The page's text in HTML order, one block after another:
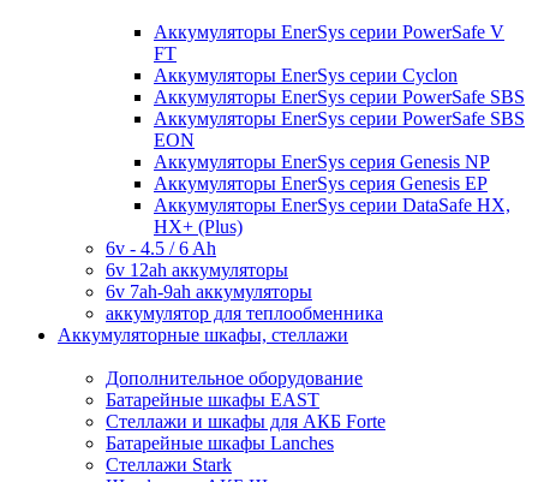
Аккумуляторы EnerSys серии PowerSafe V
FT
Аккумуляторы EnerSys серии Cyclon
Аккумуляторы EnerSys серии PowerSafe SBS
Аккумуляторы EnerSys серии PowerSafe SBS
EON
Аккумуляторы EnerSys серия Genesis NP
Аккумуляторы EnerSys серия Genesis EP
Аккумуляторы EnerSys серии DataSafe HX,
HX+ (Plus)
6v - 4.5 / 6 Ah
6v 12ah аккумуляторы
6v 7ah-9ah аккумуляторы
аккумулятор для теплообменника
Аккумуляторные шкафы, стеллажи
Дополнительное оборудование
Батарейные шкафы EAST
Стеллажи и шкафы для АКБ Forte
Батарейные шкафы Lanches
Стеллажи Stark